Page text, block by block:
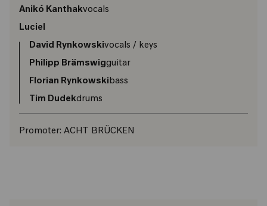
Anikó Kanthakvocals
Luciel
David Rynkowskivocals / keys
Philipp Brämswigguitar
Florian Rynkowskibass
Tim Dudekdrums
Promoter: ACHT BRÜCKEN